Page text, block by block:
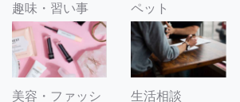
趣味・習い事 ペット
美容・ファッシ
生活相談